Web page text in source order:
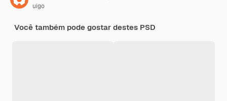
uigo
Você também pode gostar destes PSD